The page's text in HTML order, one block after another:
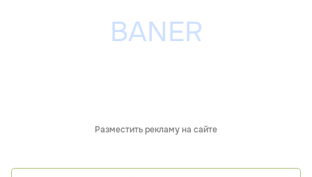
Разместить рекламу на сайте